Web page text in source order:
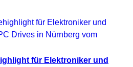
für Elektroniker und